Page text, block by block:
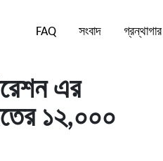
FAQ সংবাদ গ্রন্থাগার
এর
১২,০০০